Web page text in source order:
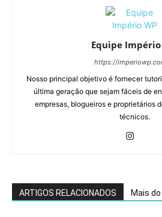
Equipe Império
https://
Nosso principal objetivo é fornecer
última geração que sejam fáceis de
empresas, blogueiros e proprietários
técnicos.
ARTIGOS RELACIONADOS Mais